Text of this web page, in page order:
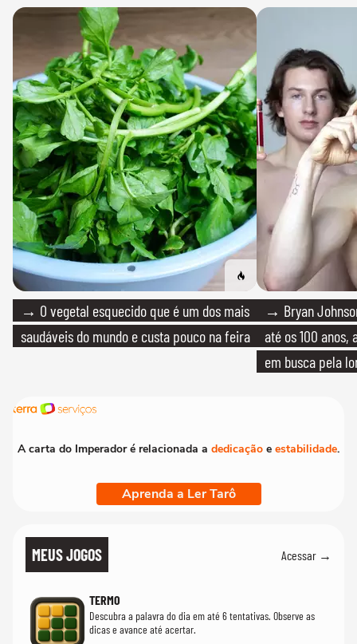
→ O vegetal esquecido que é um dos mais
saudáveis do mundo e custa pouco na feira
→ Bryan
até os 100
em busca pela
A carta do Imperador é relacionada a dedicação e estabilidade.
Aprenda a Ler Tarô
MEUS JOGOS Acessar →
TERMO
Descubra a palavra do dia em até 6 tentativas. Observe as
dicas e avance até acertar.